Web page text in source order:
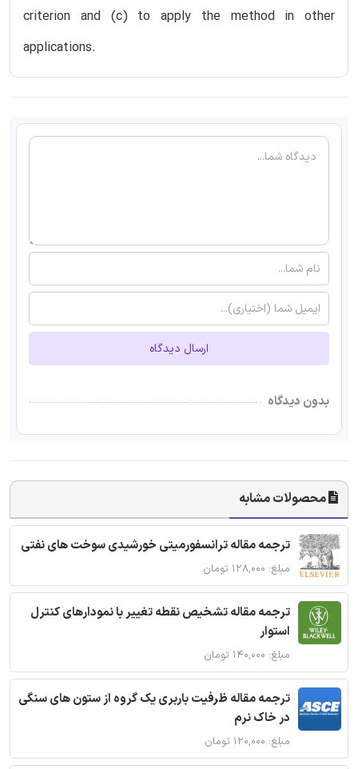
criterion and (c) to apply the method in other
applications.
ارسال دیدگاه
بدون دیدگاه
محصولات مشابه
ترجمه مقاله ترانسفورمیتی خورشیدی سوخت های نفتی
مبلغ: ۱۲۸,۰۰۰ تومان
ترجمه مقاله تشخیص نقطه تغییر با نمودارهای کنترل
استوار
مبلغ: ۱۴۰,۰۰۰ تومان
ترجمه مقاله ظرفیت باربری یک گروه از ستون های سنگی
در خاک نرم
مبلغ: ۱۲۰,۰۰۰ تومان